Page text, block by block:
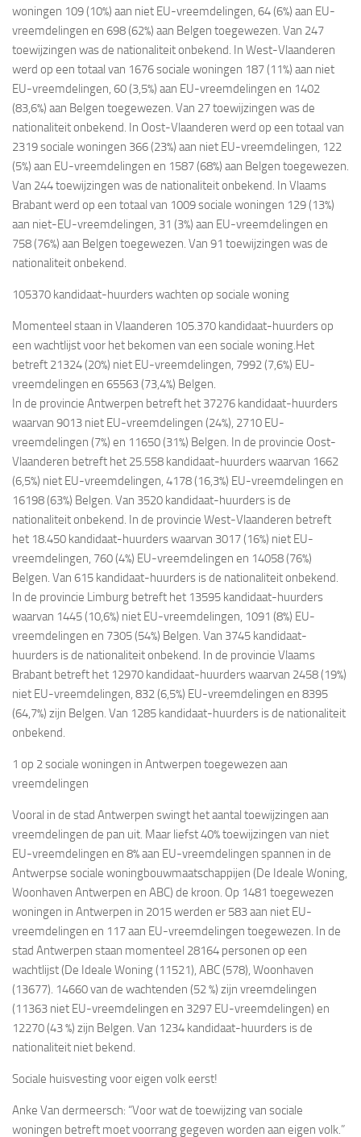
woningen 109 (10%) aan niet EU-vreemdelingen, 64 (6%) aan EU-
vreemdelingen en 698 (62%) aan Belgen toegewezen. Van 247
toewijzingen was de nationaliteit onbekend. In West-Vlaanderen
werd op een totaal van 1676 sociale woningen 187 (11%) aan niet
EU-vreemdelingen, 60 (3,5%) aan EU-vreemdelingen en 1402
(83,6%) aan Belgen toegewezen. Van 27 toewijzingen was de
nationaliteit onbekend. In Oost-Vlaanderen werd op een totaal van
2319 sociale woningen 366 (23%) aan niet EU-vreemdelingen, 122
(5%) aan EU-vreemdelingen en 1587 (68%) aan Belgen toegewezen.
Van 244 toewijzingen was de nationaliteit onbekend. In Vlaams
Brabant werd op een totaal van 1009 sociale woningen 129 (13%)
aan niet-EU-vreemdelingen, 31 (3%) aan EU-vreemdelingen en
758 (76%) aan Belgen toegewezen. Van 91 toewijzingen was de
nationaliteit onbekend.
105370 kandidaat-huurders wachten op sociale woning
Momenteel staan in Vlaanderen 105.370 kandidaat-huurders op
een wachtlijst voor het bekomen van een sociale woning.Het
betreft 21324 (20%) niet EU-vreemdelingen, 7992 (7,6%) EU-
vreemdelingen en 65563 (73,4%) Belgen.
In de provincie Antwerpen betreft het 37276 kandidaat-huurders
waarvan 9013 niet EU-vreemdelingen (24%), 2710 EU-
vreemdelingen (7%) en 11650 (31%) Belgen. In de provincie Oost-
Vlaanderen betreft het 25.558 kandidaat-huurders waarvan 1662
(6,5%) niet EU-vreemdelingen, 4178 (16,3%) EU-vreemdelingen en
16198 (63%) Belgen. Van 3520 kandidaat-huurders is de
nationaliteit onbekend. In de provincie West-Vlaanderen betreft
het 18.450 kandidaat-huurders waarvan 3017 (16%) niet EU-
vreemdelingen, 760 (4%) EU-vreemdelingen en 14058 (76%)
Belgen. Van 615 kandidaat-huurders is de nationaliteit onbekend.
In de provincie Limburg betreft het 13595 kandidaat-huurders
waarvan 1445 (10,6%) niet EU-vreemdelingen, 1091 (8%) EU-
vreemdelingen en 7305 (54%) Belgen. Van 3745 kandidaat-
huurders is de nationaliteit onbekend. In de provincie Vlaams
Brabant betreft het 12970 kandidaat-huurders waarvan 2458 (19%)
niet EU-vreemdelingen, 832 (6,5%) EU-vreemdelingen en 8395
(64,7%) zijn Belgen. Van 1285 kandidaat-huurders is de nationaliteit
onbekend.
1 op 2 sociale woningen in Antwerpen toegewezen aan
vreemdelingen
Vooral in de stad Antwerpen swingt het aantal toewijzingen aan
vreemdelingen de pan uit. Maar liefst 40% toewijzingen van niet
EU-vreemdelingen en 8% aan EU-vreemdelingen spannen in de
Antwerpse sociale woningbouwmaatschappijen (De Ideale Woning,
Woonhaven Antwerpen en ABC) de kroon. Op 1481 toegewezen
woningen in Antwerpen in 2015 werden er 583 aan niet EU-
vreemdelingen en 117 aan EU-vreemdelingen toegewezen. In de
stad Antwerpen staan momenteel 28164 personen op een
wachtlijst (De Ideale Woning (11521), ABC (578), Woonhaven
(13677). 14660 van de wachtenden (52 %) zijn vreemdelingen
(11363 niet EU-vreemdelingen en 3297 EU-vreemdelingen) en
12270 (43 %) zijn Belgen. Van 1234 kandidaat-huurders is de
nationaliteit niet bekend.
Sociale huisvesting voor eigen volk eerst!
Anke Van dermeersch: “Voor wat de toewijzing van sociale
woningen betreft moet voorrang gegeven worden aan eigen volk.”